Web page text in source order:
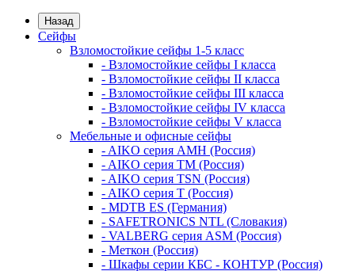
Назад
Сейфы
Взломостойкие сейфы 1-5 класс
- Взломостойкие сейфы I класса
- Взломостойкие сейфы II класса
- Взломостойкие сейфы III класса
- Взломостойкие сейфы IV класса
- Взломостойкие сейфы V класса
Мебельные и офисные сейфы
- AIKO серия AMH (Россия)
- AIKO серия TM (Россия)
- AIKO серия TSN (Россия)
- AIKO серия Т (Россия)
- MDTB ES (Германия)
- SAFETRONICS NTL (Словакия)
- VALBERG серия ASM (Россия)
- Меткон (Россия)
- Шкафы серии КБС - КОНТУР (Россия)